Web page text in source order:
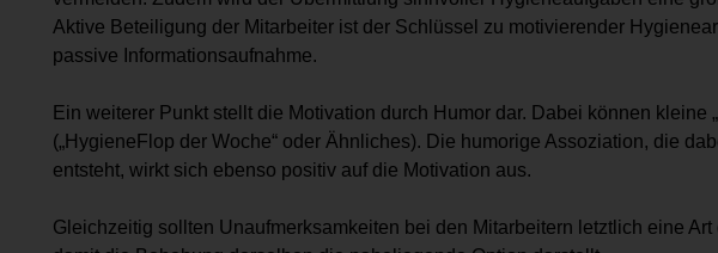
Aktive Beteiligung der Mitarbeiter ist der Schlüssel zu motivierender
passive Informationsaufnahme.
Ein weiterer Punkt stellt die Motivation durch Humor dar. Dabei können kleine
(„HygieneFlop der Woche“ oder Ähnliches). Die humorige Assoziation, die
entsteht, wirkt sich ebenso positiv auf die Motivation aus.
Gleichzeitig sollten Unaufmerksamkeiten bei den Mitarbeitern letztlich eine